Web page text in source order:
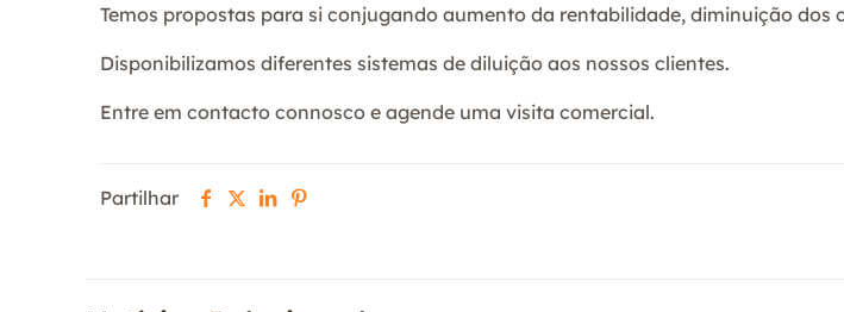
Temos propostas para si conjugando aumento da rentabilidade, diminuição dos
Disponibilizamos diferentes sistemas de diluição aos nossos clientes.
Entre em contacto connosco e agende uma visita comercial.
Partilhar